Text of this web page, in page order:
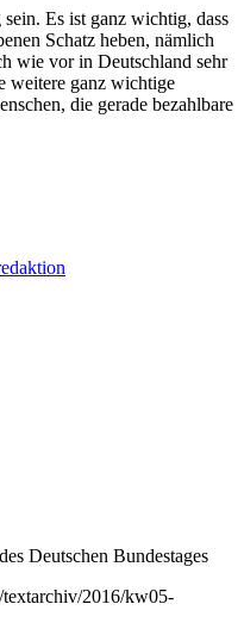
Es ist ganz wichtig, dass
Schatz heben, nämlich
wie vor in Deutschland sehr
weitere ganz wichtige
die gerade bezahlbare
Deutschen Bundestages
2016/kw05-